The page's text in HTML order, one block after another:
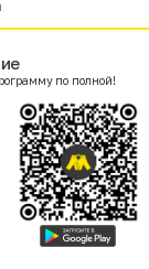
почте
по полной!